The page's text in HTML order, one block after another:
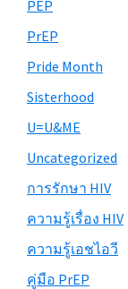
PEP
PrEP
Pride Month
Sisterhood
U=U&ME
Uncategorized
การรักษา HIV
ความรู้เรื่อง HIV
ความรู้เอชไอวี
คู่มือ PrEP